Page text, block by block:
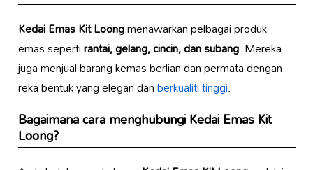
Kedai Emas Kit Loongmenawarkan pelbagai produk
emas sepertirantai, gelang, cincin, dan subang. Mereka
juga menjual barang kemas berlian dan permata dengan
reka bentuk yang elegan danberkualiti tinggi.
Bagaimana cara menghubungiKedai Emas Kit
Loong?